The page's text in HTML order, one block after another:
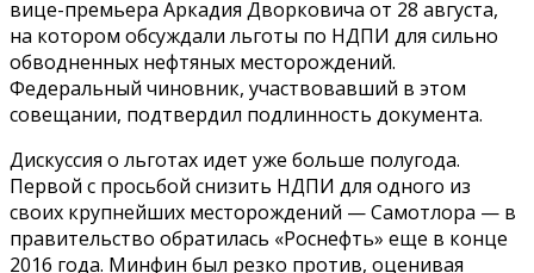
вице-премьера Аркадия Дворковича от 28 августа,
на котором обсуждали льготы по НДПИ для сильно
обводненных нефтяных месторождений.
Федеральный чиновник, участвовавший в этом
совещании, подтвердил подлинность документа.
Дискуссия о льготах идет уже больше полугода.
Первой с просьбой снизить НДПИ для одного из
своих крупнейших месторождений — Самотлора — в
правительство обратилась «Роснефть» еще в конце
2016 года. Минфин был резко против, оценивая